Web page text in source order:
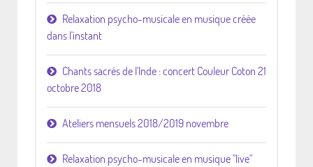
Relaxation psycho-musicale en musique créée
dans l'instant
Chants sacrés de l'Inde : concert Couleur Coton 21
octobre 2018
Ateliers mensuels 2018/2019 novembre
Relaxation psycho-musicale en musique "live"